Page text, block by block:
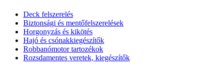
Deck felszerelés
Biztonsági és mentőfelszerelések
Horgonyzás és kikötés
Hajó és csónakkiegészítők
Robbanómotor tartozékok
Rozsdamentes veretek, kiegészítők